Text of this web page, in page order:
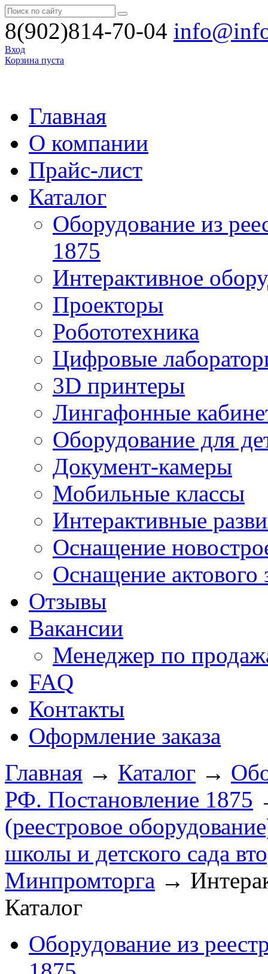
8(902)814-70-04
Вход
Корзина пуста
Главная
О компании
Прайс-лист
Каталог
Оборудование из
1875
Интерактивное
Проекторы
Робототехника
Цифровые
3D принтеры
Лингафонные
Оборудование для
Документ-камеры
Мобильные классы
Интерактивные
Оснащение
Оснащение актового
Отзывы
Вакансии
Менеджер по
FAQ
Контакты
Оформление заказа
Главная → Каталог →
РФ. Постановление 1875
(реестровое
школы и детского сада
Минпромторга →
Каталог
Оборудование из